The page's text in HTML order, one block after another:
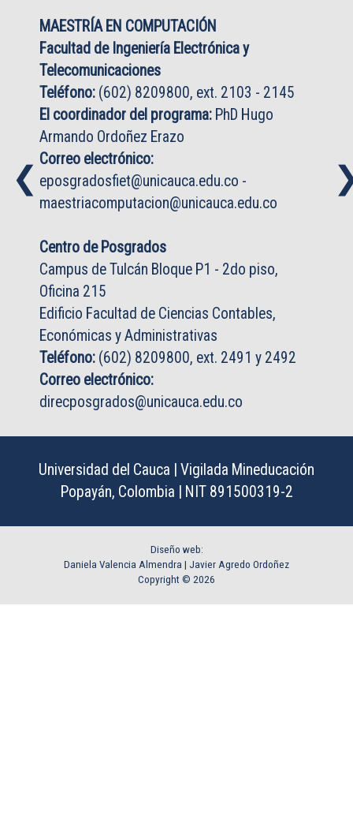
MAESTRÍA EN COMPUTACIÓN
Facultad de Ingeniería Electrónica y
Telecomunicaciones
Teléfono: (602) 8209800, ext. 2103 - 2145
El coordinador del programa: PhD Hugo
Armando Ordoñez Erazo
Correo electrónico:
eposgradosfiet@unicauca.edu.co -
maestriacomputacion@unicauca.edu.co
Centro de Posgrados
Campus de Tulcán Bloque P1 - 2do piso,
Oficina 215
Edificio Facultad de Ciencias Contables,
Económicas y Administrativas
Teléfono: (602) 8209800, ext. 2491 y 2492
Correo electrónico:
direcposgrados@unicauca.edu.co
❮
❮
Universidad del Cauca | Vigilada Mineducación
Popayán, Colombia | NIT 891500319-2
Diseño web:
Daniela Valencia Almendra | Javier Agredo Ordoñez
Copyright © 2026